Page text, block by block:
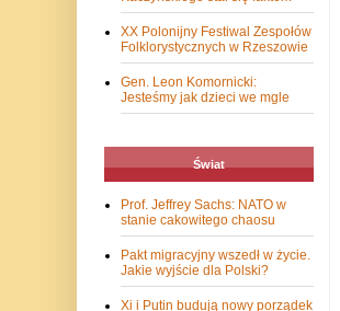
XX Polonijny Festiwal Zespołów
Folklorystycznych w Rzeszowie
Gen. Leon Komornicki:
Jesteśmy jak dzieci we mgle
Świat
Prof. Jeffrey Sachs: NATO w
stanie cakowitego chaosu
Pakt migracyjny wszedł w życie.
Jakie wyjście dla Polski?
Xi i Putin budują nowy porządek